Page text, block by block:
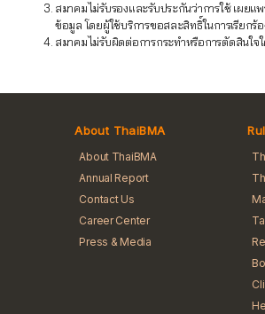
สมาคมไม่รับรองและรับประกันว่าการใช้ เผย
ข้อมูล โดยผู้ใช้บริการขอสละสิทธิ์ในการเรียกร้
สมาคมไม่รับผิดต่อการกระทำหรือการตัดสินใจ
About ThaiBMA
About ThaiBMA
Annual Report
Contact Us
Career Center
Press & Media